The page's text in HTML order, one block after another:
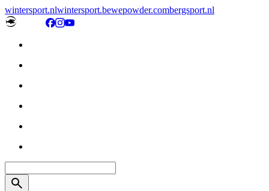
wintersport.nlwintersport.bewepowder.combergsport.nl